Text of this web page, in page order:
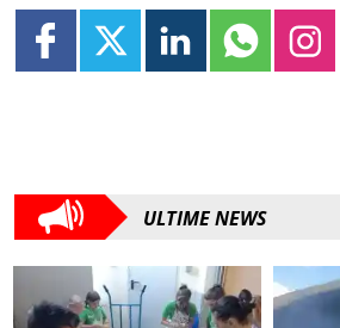
ULTIME NEWS